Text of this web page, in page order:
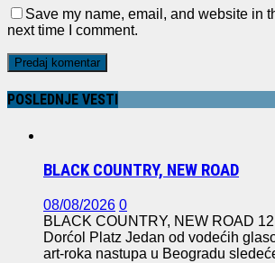
Save my name, email, and website in
next time I comment.
POSLEDNJE VESTI
BLACK COUNTRY, NEW ROAD
08/08/2026 0
BLACK COUNTRY, NEW ROAD
Dorćol Platz Jedan od vodećih
art-roka nastupa u Beogradu